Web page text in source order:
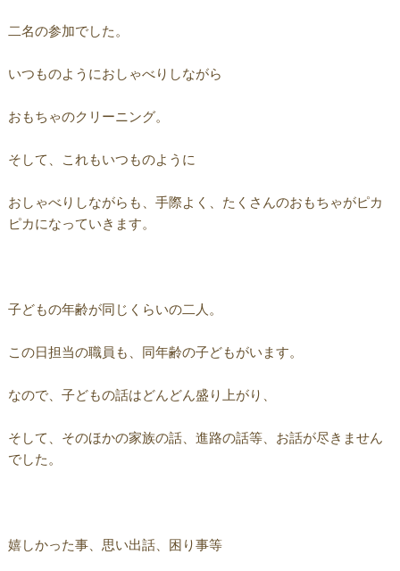
二名の参加でした。
いつものようにおしゃべりしながら
おもちゃのクリーニング。
そして、これもいつものように
おしゃべりしながらも、手際よく、たくさんのおもちゃがピカ
ピカになっていきます。
子どもの年齢が同じくらいの二人。
この日担当の職員も、同年齢の子どもがいます。
なので、子どもの話はどんどん盛り上がり、
そして、そのほかの家族の話、進路の話等、お話が尽きません
でした。
嬉しかった事、思い出話、困り事等